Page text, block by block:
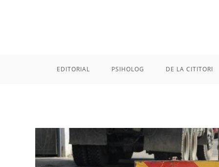
EDITORIAL PSIHOLOG DE LA CITITORI